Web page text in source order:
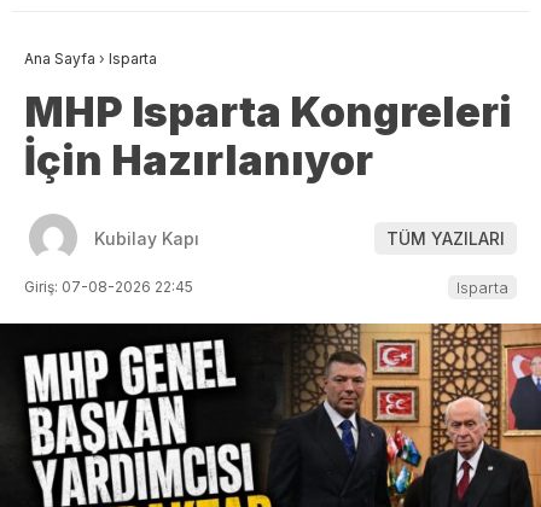
Ana Sayfa › Isparta
MHP Isparta Kongreleri
İçin Hazırlanıyor
Kubilay Kapı TÜM YAZILARI
Giriş: 07-08-2026 22:45 Isparta